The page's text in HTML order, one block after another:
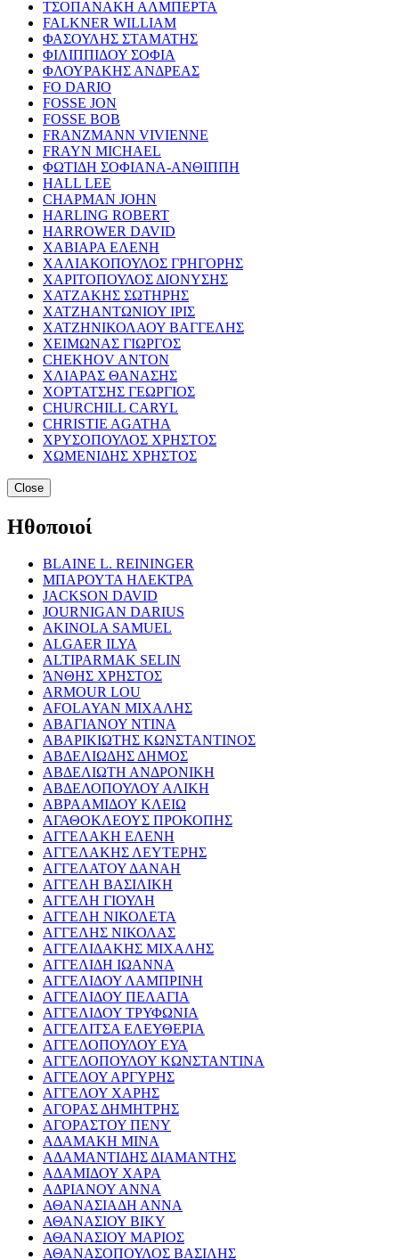
ΤΣΟΠΑΝΑΚΗ ΑΛΜΠΕΡΤΑ
FALKNER WILLIAM
ΦΑΣΟΥΛΗΣ ΣΤΑΜΑΤΗΣ
ΦΙΛΙΠΠΙΔΟΥ ΣΟΦΙΑ
ΦΛΟΥΡΑΚΗΣ ΑΝΔΡΕΑΣ
FO DARIO
FOSSE JON
FOSSE BOB
FRANZMANN VIVIENNE
FRAYN MICHAEL
ΦΩΤΙΔΗ ΣΟΦΙΑΝΑ-ΑΝΘΙΠΠΗ
HALL LEE
CHAPMAN JOHN
HARLING ROBERT
HARROWER DAVID
ΧΑΒΙΑΡΑ ΕΛΕΝΗ
ΧΑΛΙΑΚΟΠΟΥΛΟΣ ΓΡΗΓΟΡΗΣ
ΧΑΡΙΤΟΠΟΥΛΟΣ ΔΙΟΝΥΣΗΣ
ΧΑΤΖΑΚΗΣ ΣΩΤΗΡΗΣ
ΧΑΤΖΗΑΝΤΩΝΙΟΥ ΙΡΙΣ
ΧΑΤΖΗΝΙΚΟΛΑΟΥ ΒΑΓΓΕΛΗΣ
ΧΕΙΜΩΝΑΣ ΓΙΩΡΓΟΣ
CHEKHOV ANTON
ΧΛΙΑΡΑΣ ΘΑΝΑΣΗΣ
ΧΟΡΤΑΤΣΗΣ ΓΕΩΡΓΙΟΣ
CHURCHILL CARYL
CHRISTIE AGATHA
ΧΡΥΣΟΠΟΥΛΟΣ ΧΡΗΣΤΟΣ
ΧΩΜΕΝΙΔΗΣ ΧΡΗΣΤΟΣ
Close
Ηθοποιοί
BLAINE L. REININGER
ΜΠΑΡΟΥΤΑ ΗΛΕΚΤΡΑ
JACKSON DAVID
JOURNIGAN DARIUS
AKINOLA SAMUEL
ALGAER ILYA
ALTIPARMAK SELIN
ΆΝΘΗΣ ΧΡΗΣΤΟΣ
ARMOUR LOU
AFOLAYAN ΜΙΧΑΛΗΣ
ΑΒΑΓΙΑΝΟΥ ΝΤΙΝΑ
ΑΒΑΡΙΚΙΩΤΗΣ ΚΩΝΣΤΑΝΤΙΝΟΣ
ΑΒΔΕΛΙΩΔΗΣ ΔΗΜΟΣ
ΑΒΔΕΛΙΩΤΗ ΑΝΔΡΟΝΙΚΗ
ΑΒΔΕΛΟΠΟΥΛΟΥ ΑΛΙΚΗ
ΑΒΡΑΑΜΙΔΟΥ ΚΛΕΙΩ
ΑΓΑΘΟΚΛΕΟΥΣ ΠΡΟΚΟΠΗΣ
ΑΓΓΕΛΑΚΗ ΕΛΕΝΗ
ΑΓΓΕΛΑΚΗΣ ΛΕΥΤΕΡΗΣ
ΑΓΓΕΛΑΤΟΥ ΔΑΝΑΗ
ΑΓΓΕΛΗ ΒΑΣΙΛΙΚΗ
ΑΓΓΕΛΗ ΓΙΟΥΛΗ
ΑΓΓΕΛΗ ΝΙΚΟΛΕΤΑ
ΑΓΓΕΛΗΣ ΝΙΚΟΛΑΣ
ΑΓΓΕΛΙΔΑΚΗΣ ΜΙΧΑΛΗΣ
ΑΓΓΕΛΙΔΗ ΙΩΑΝΝΑ
ΑΓΓΕΛΙΔΟΥ ΛΑΜΠΡΙΝΗ
ΑΓΓΕΛΙΔΟΥ ΠΕΛΑΓΙΑ
ΑΓΓΕΛΙΔΟΥ ΤΡΥΦΩΝΙΑ
ΑΓΓΕΛΙΤΣΑ ΕΛΕΥΘΕΡΙΑ
ΑΓΓΕΛΟΠΟΥΛΟΥ ΕΥΑ
ΑΓΓΕΛΟΠΟΥΛΟΥ ΚΩΝΣΤΑΝΤΙΝΑ
ΑΓΓΕΛΟΥ ΑΡΓΥΡΗΣ
ΑΓΓΕΛΟΥ ΧΑΡΗΣ
ΑΓΟΡΑΣ ΔΗΜΗΤΡΗΣ
ΑΓΟΡΑΣΤΟΥ ΠΕΝΥ
ΑΔΑΜΑΚΗ ΜΙΝΑ
ΑΔΑΜΑΝΤΙΔΗΣ ΔΙΑΜΑΝΤΗΣ
ΑΔΑΜΙΔΟΥ ΧΑΡΑ
ΑΔΡΙΑΝΟΥ ΑΝΝΑ
ΑΘΑΝΑΣΙΑΔΗ ΑΝΝΑ
ΑΘΑΝΑΣΙΟΥ ΒΙΚΥ
ΑΘΑΝΑΣΙΟΥ ΜΑΡΙΟΣ
ΑΘΑΝΑΣΟΠΟΥΛΟΣ ΒΑΣΙΛΗΣ